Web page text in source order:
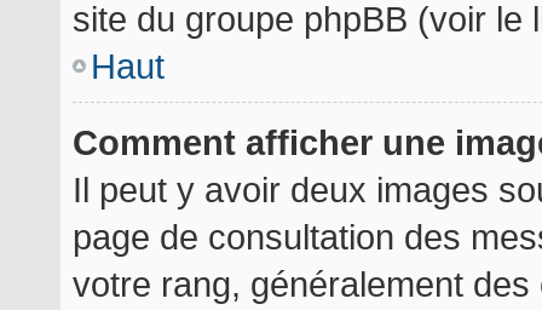
site du groupe phpBB (voir le
Haut
Comment afficher une
Il peut y avoir deux images
page de consultation des
votre rang, généralement